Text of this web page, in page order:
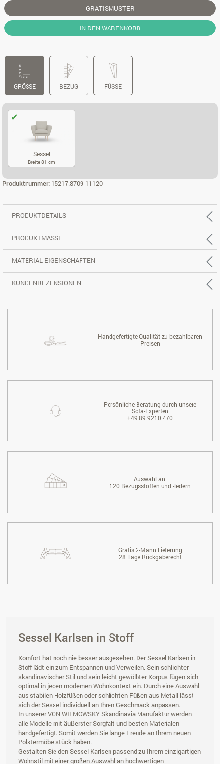
GRATISMUSTER
IN DEN WARENKORB
GRÖSSE BEZUG FÜSSE
Sessel
Breite 81 cm
Produktnummer: 15217.8709-11120
PRODUKTDETAILS
PRODUKTMASSE
MATERIAL EIGENSCHAFTEN
KUNDENREZENSIONEN
Handgefertigte Qualität zu bezahlbaren
Preisen
Persönliche Beratung durch unsere
Sofa-Experten
+49 89 9210 470
Auswahl an
120 Bezugsstoffen und -ledern
Gratis 2-Mann Lieferung
28 Tage Rückgaberecht
Sessel Karlsen in Stoff
Komfort hat noch nie besser ausgesehen. Der Sessel Karlsen in
Stoff lädt ein zum Entspannen und Verweilen. Sein schlichter
skandinavischer Stil und sein leicht gewölbter Korpus fügen sich
optimal in jeden modernen Wohnkontext ein. Durch eine Auswahl
aus stabilen Holzfüßen oder schlichten Füßen aus Metall lässt
sich der Sessel individuell an Ihren Geschmack anpassen.
In unserer VON WILMOWSKY Skandinavia Manufaktur werden
alle Modelle mit äußerster Sorgfalt und besten Materialen
handgefertigt. Somit werden Sie lange Freude an Ihrem neuen
Polstermöbelstück haben.
Gestalten Sie den Sessel Karlsen passend zu Ihrem einzigartigen
Wohnstil mit einer großen Auswahl an hochwertigen